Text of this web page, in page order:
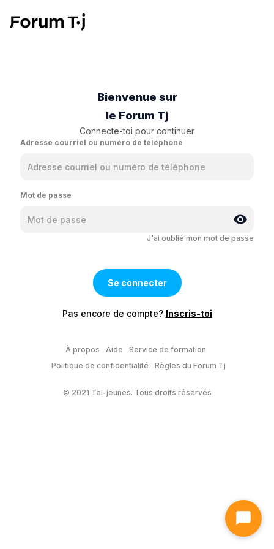
Bienvenue sur
le Forum Tj
Connecte-toi pour continuer
Adresse courriel ou numéro de téléphone
Mot de passe
J'ai oublié mon mot de passe
Pas encore de compte? Inscris-toi
À propos Aide
Service de formation
Politique de confidentialité
Règles du Forum Tj
© 2021 Tel-jeunes. Tous droits réservés